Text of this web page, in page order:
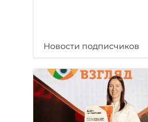
Новости подписчиков